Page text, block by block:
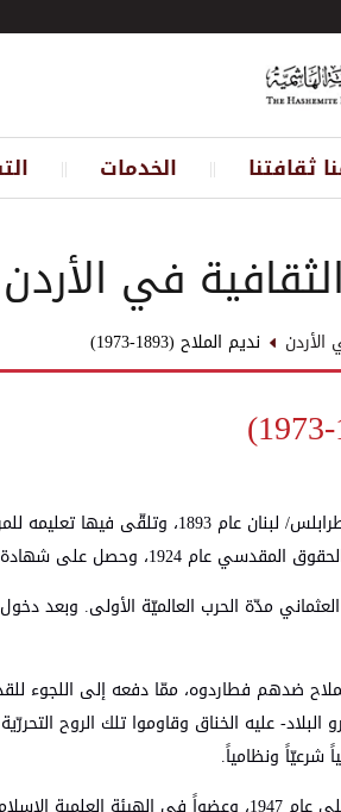
ثقافتنا || الخدمات ||
في الأردن
الأردن نديم الملاح (1893-1973)
ولد نديم محمود أحمد الملاّح في
مدّة الحرب العالميّة الأولى. وبعد
شرعيّاً ونظامياً.